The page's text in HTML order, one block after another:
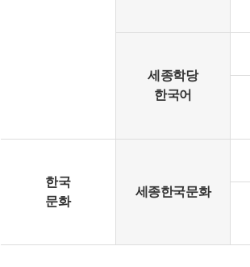
세종학당
한국어
한국
문화
세종한국문화